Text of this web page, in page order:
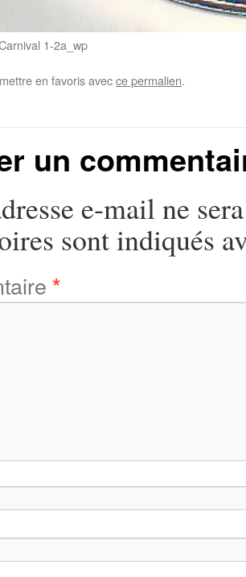
1-2a_wp
en favoris avecce permalien.
un
e-mail ne
sont indiqués
*